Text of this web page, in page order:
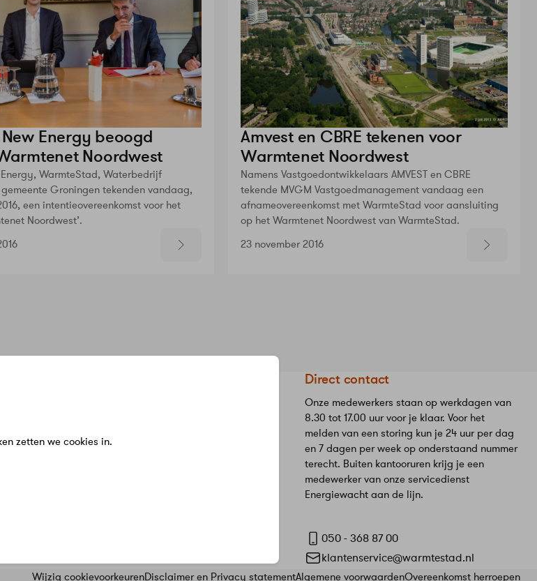
zetten we cookies in.
Energy beoogd
Noordwest
WarmteStad, Waterbedrijf
Groningen tekenden vandaag,
een intentieovereenkomst voor het
Noordwest’.
Amvest en CBRE tekenen voor
Warmtenet Noordwest
Namens Vastgoedontwikkelaars AMVEST en CBRE
tekende MVGM Vastgoedmanagement vandaag een
afnameovereenkomst met WarmteStad voor aansluiting
op het Warmtenet Noordwest van WarmteStad.
23 november 2016
Direct contact
Onze medewerkers staan op werkdagen van
8.30 tot 17.00 uur voor je klaar. Voor het
melden van een storing kun je 24 uur per dag
en 7 dagen per week op onderstaand nummer
terecht. Buiten kantooruren krijg je een
medewerker van onze servicedienst
Energiewacht aan de lijn.
050 - 368 87 00
klantenservice@warmtestad.nl
Wijzig cookievoorkeurenDisclaimer en Privacy statementAlgemene voorwaardenOvereenkomst herroepen